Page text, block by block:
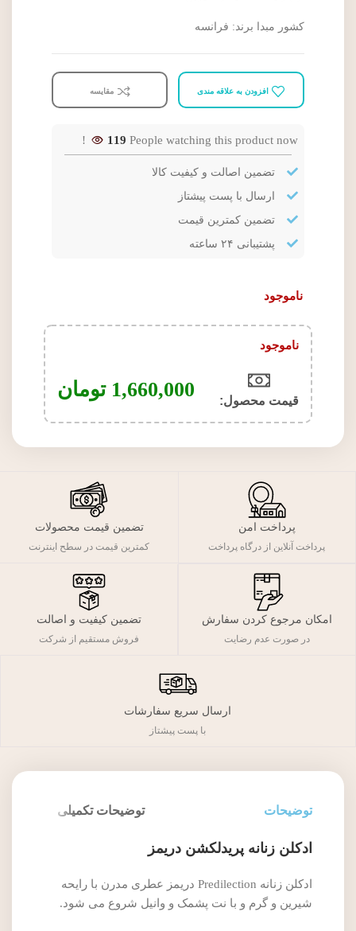
کشور مبدا برند: فرانسه
افزودن به علاقه مندی مقایسه
119 People watching this product now!
تضمین اصالت و کیفیت کالا
ارسال با پست پیشتاز
تضمین کمترین قیمت
پشتیبانی ۲۴ ساعته
ناموجود
ناموجود
قیمت محصول:​ 1,660,000 تومان
پرداخت امن
پرداخت آنلاین از درگاه پرداخت
تضمین قیمت محصولات
کمترین قیمت در سطح اینترنت
امکان مرجوع کردن سفارش
در صورت عدم رضایت
تضمین کیفیت و اصالت
فروش مستقیم از شرکت
ارسال سریع سفارشات
با پست پیشتاز
توضیحات توضیحات تکمیلی
ادکلن زنانه پریدلکشن دریمز
ادکلن زنانه Predilection دریمز عطری مدرن با رایحه
شیرین و گرم و با نت پشمک و وانیل شروع می شود.